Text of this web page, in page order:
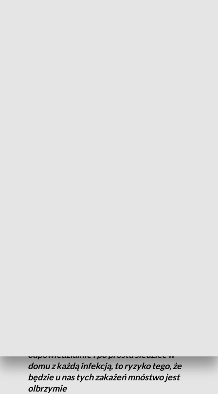
odpowiedzialnie i po prostu siedzieć w
domu z każdą infekcją, to ryzyko tego, że
będzie u nas tych zakażeń mnóstwo jest
olbrzymie